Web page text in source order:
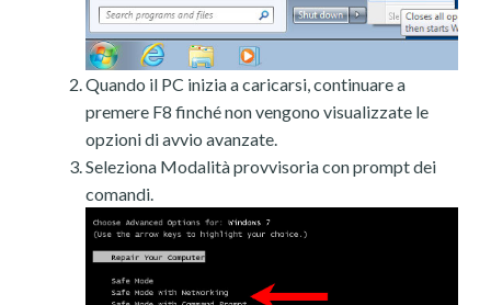
Quando il PC inizia a caricarsi, continuare a
premere F8 finché non vengono visualizzate le
opzioni di avvio avanzate.
Seleziona Modalità provvisoria con prompt dei
comandi.